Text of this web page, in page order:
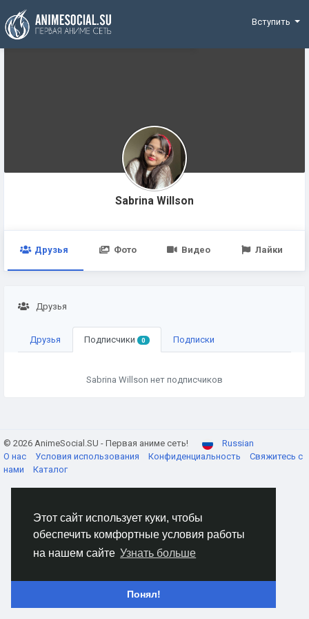
Этот сайт использует куки, чтобы
обеспечить комфортные условия работы
на нашем сайте Узнать больше
Понял!
Funding
Вступить
Sabrina Willson
Друзья Фото Видео Лайки
Друзья
Друзья Подписчики 0 Подписки
Sabrina Willson нет подписчиков
© 2026 AnimeSocial.SU - Первая аниме сеть!
Russian
О нас
Условия использования Конфиденциальность
Свяжитесь с
нами
Каталог